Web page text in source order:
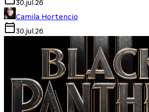
30.jul.26
Camila Hortencio
30.jul.26